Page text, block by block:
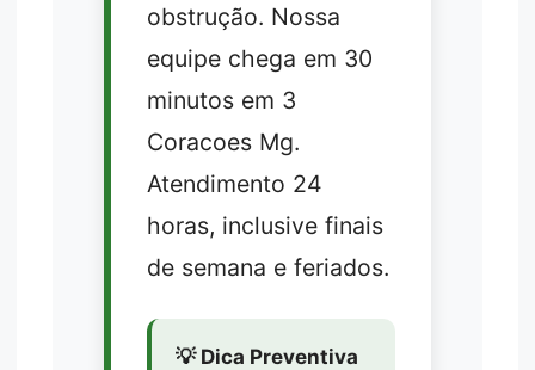
obstrução. Nossa
equipe chega em 30
minutos em 3
Coracoes Mg.
Atendimento 24
horas, inclusive finais
de semana e feriados.
💡 Dica Preventiva